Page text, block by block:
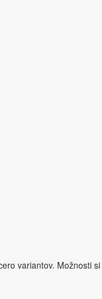
variantov. Možnosti si